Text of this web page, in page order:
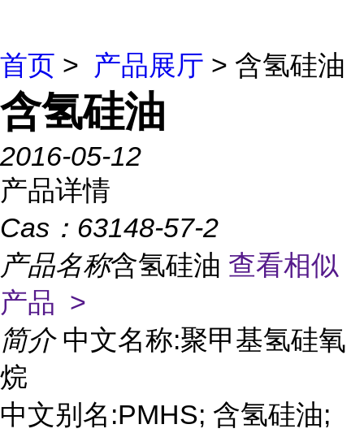
首页 > 产品展厅 > 含氢硅油
含氢硅油
2016-05-12
产品详情
Cas： 63148-57-2
产品名称含氢硅油 查看相似
产品 >
简介 中文名称:聚甲基氢硅氧
烷
中文别名:PMHS; 含氢硅油;